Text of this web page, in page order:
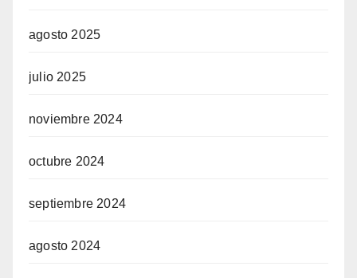
agosto 2025
julio 2025
noviembre 2024
octubre 2024
septiembre 2024
agosto 2024